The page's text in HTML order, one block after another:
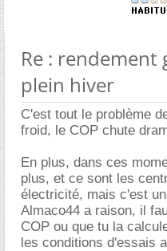
Re : rendement
plein hiver
C'est tout le problème
froid, le COP chute
En plus, dans ces
plus, et ce sont les
électricité, mais c'est
Almaco44 a raison, il
COP ou que tu la
les conditions d'essais